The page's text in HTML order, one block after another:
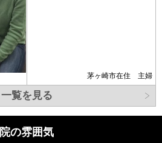
茅ヶ崎市在住 主婦
一覧を見る
院の雰囲気